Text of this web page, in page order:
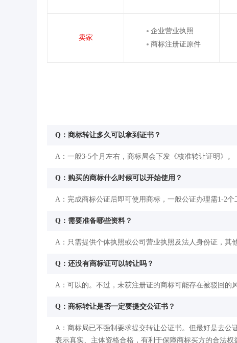
卖家
企业营业执照
商标注册证原件
Q：商标转让多久可以拿到证书？
A：一般3-5个月左右，商标局会下发《核准转让证明》。
Q：购买的商标什么时候可以开始使用？
A：完成商标公证后即可使用商标，一般公证办理需1-2个
Q：需要准备哪些资料？
A：只需提供个体执照或公司营业执照及法人身份证，其
Q：还没有商标证可以转让吗？
A：可以的。不过，未获注册证的商标可能存在被驳回的
Q：商标转让是否一定要提交公证书？
A：商标局已不强制要求提交转让公证书。但最好是去公
表示真实、主体资格合格，有利于保障商标买方的合法权